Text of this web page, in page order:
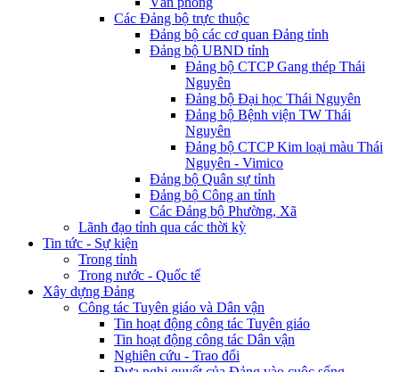
Các Đảng bộ trực thuộc
Đảng bộ các cơ quan Đảng tỉnh
Đảng bộ UBND tỉnh
Đảng bộ CTCP Gang thép Thái
Nguyên
Đảng bộ Đại học Thái Nguyên
Đảng bộ Bệnh viện TW Thái
Nguyên
Đảng bộ CTCP Kim loại màu Thái
Nguyên - Vimico
Đảng bộ Quân sự tỉnh
Đảng bộ Công an tỉnh
Các Đảng bộ Phường, Xã
Lãnh đạo tỉnh qua các thời kỳ
Tin tức - Sự kiện
Trong tỉnh
Trong nước - Quốc tế
Xây dựng Đảng
Công tác Tuyên giáo và Dân vận
Tin hoạt động công tác Tuyên giáo
Tin hoạt động công tác Dân vận
Nghiên cứu - Trao đổi